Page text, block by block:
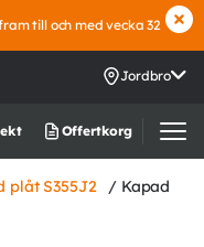
till och med vecka 32
Jordbro
Offertkorg
plåt S355J2
/ Kapad